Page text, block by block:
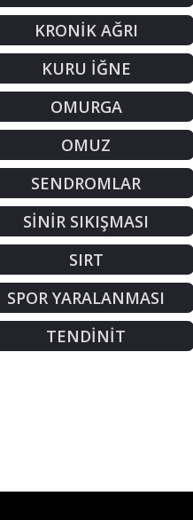
KRONİK AĞRI
KURU İĞNE
OMURGA
OMUZ
SENDROMLAR
SİNİR SIKIŞMASI
SIRT
SPOR YARALANMASI
TENDİNİT